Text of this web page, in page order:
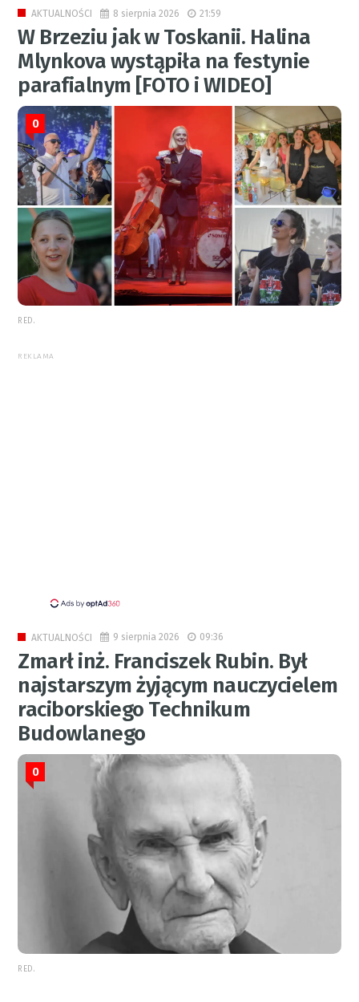
AKTUALNOŚCI 8 sierpnia 2026 21:59
W Brzeziu jak w Toskanii. Halina
Mlynkova wystąpiła na festynie
parafialnym [FOTO i WIDEO]
0
RED.
REKLAMA
AKTUALNOŚCI 9 sierpnia 2026 09:36
Zmarł inż. Franciszek Rubin. Był
najstarszym żyjącym nauczycielem
raciborskiego Technikum
Budowlanego
0
RED.